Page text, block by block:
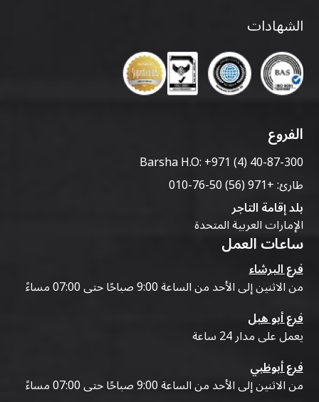
الشهادات
الفروع
Barsha H.O:+971 (4) 40-87-300
طارئ:+971 (56) 50-76-010
بلد إقامة التاجر
الإمارات العربية المتحدة
ساعات العمل
فرع البرشاء
من الاثنين إلى الأحد من الساعة 9:00 صباحًا حتى 07:00 مساءً
فرع أبو هيل
يعمل على مدار 24 ساعة
فرع أبوظبي
من الاثنين إلى الأحد من الساعة 9:00 صباحًا حتى 07:00 مساءً